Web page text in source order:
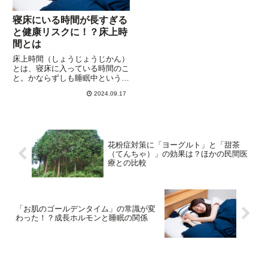
寝床にいる時間が長すぎる
と健康リスクに！？床上時
間とは
床上時間（しょうじょうじかん）
とは、寝床に入っている時間のこ
と。かならずしも睡眠中というわ
「早寝早起き」になりますが、寝
2024.09.17
花粉症対策に「ヨーグルト」と「甜茶
（てんちゃ）」の効果は？ほかの民間医
療との比較
「お肌のゴールデンタイム」の常識が変
わった！？成長ホルモンと睡眠の関係